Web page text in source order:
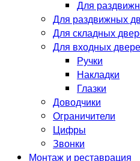
Для
Для раздвижных
Для складных
Для входных
Ручки
Накладки
Глазки
Доводчики
Ограничители
Цифры
Звонки
Монтаж и реставрация